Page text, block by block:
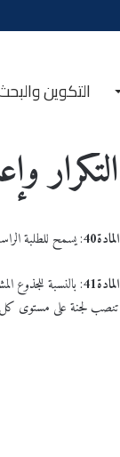
التكوين
التكرار
المادة40: يسمح للطلبة
المادة41: بالنسبة للجذوع
تنصب لجنة على مستوى